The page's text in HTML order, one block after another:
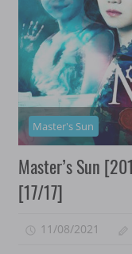
Master's Sun
Master’s Sun
[17/17]
11/08/2021